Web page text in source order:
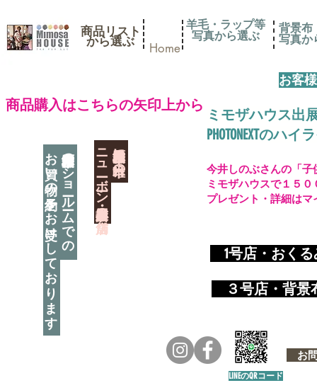
商品リスト
​から選ぶ Home
​商品購入はこちらの矢印上から
神奈川県相模原市に日本唯一の
​ニューボーン撮影用小道具店・３店舗
羊毛・ラップ等
写真から選ぶ
背景布
写真か
お客
ミモザハウス出
PHOTONEXTのハ
神奈川県相模原市のショールームでの
お買い物の予約をお受けしております 1号店・おく
​ ３号店・背
お
今井しのぶさんの「
ミモザハウスで１５
プレゼント・詳細は
LINEのQRコード